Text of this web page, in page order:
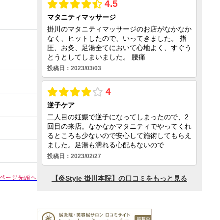
ージ先頭へ